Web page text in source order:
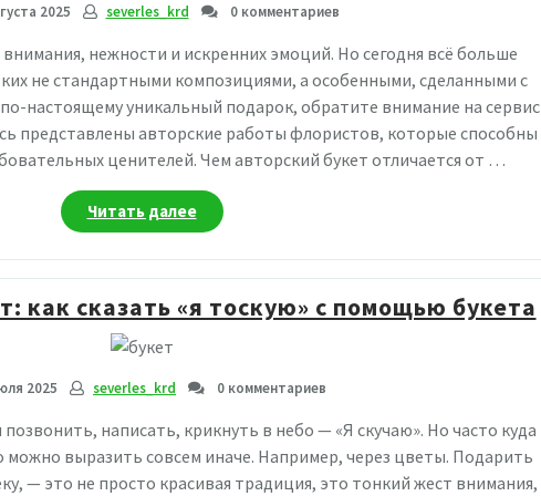
2025 severles_krd 0 комментариев
нежности и искренних эмоций. Но сегодня всё больше
не стандартными композициями, а особенными, сделанными с
настоящему уникальный подарок, обратите внимание на сервис
представлены авторские работы флористов, которые способны
ценителей. Чем авторский букет отличается от …
Читать далее«Авторские
букеты
в
Юрге:
когда
больше
как сказать «я тоскую» с помощью букета
2025 severles_krd 0 комментариев
позвонить, написать, крикнуть в небо — «Я скучаю». Но часто куда
можно выразить совсем иначе. Например, через цветы. Подарить
— это не просто красивая традиция, это тонкий жест внимания,